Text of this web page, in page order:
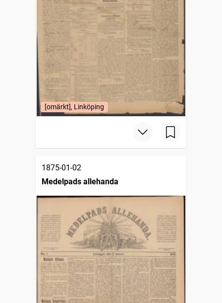
[omärkt], Linköping
1875-01-02
Medelpads allehanda